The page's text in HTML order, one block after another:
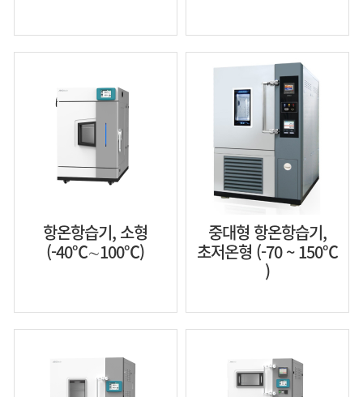
항온항습기, 소형
(-40℃∼100℃)
중대형 항온항습기,
초저온형 (-70 ~ 150℃
)